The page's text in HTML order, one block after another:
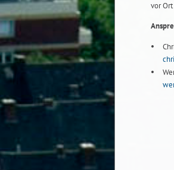
vor